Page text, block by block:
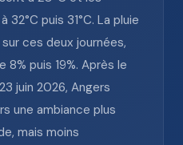
puis 31°C. La pluie
ces deux journées,
puis 19%. Après le
juin 2026, Angers
une ambiance plus
mais moins